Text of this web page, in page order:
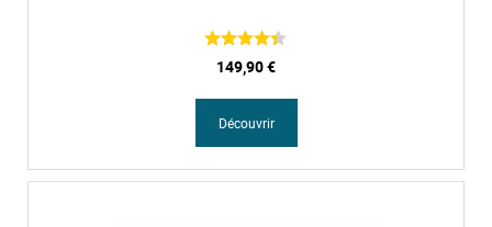
149,90 €
Découvrir